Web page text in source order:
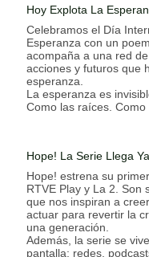
Hoy Explota La
Celebramos el Día
Esperanza con un
acompaña a una red
acciones y futuros que
esperanza.
La esperanza es
Como las raíces.
Hope! La Serie Llega Ya
Hope! estrena su
RTVE Play y La 2. Son
que nos inspiran a
actuar para revertir la
una generación.
Además, la serie se
pantalla: redes,